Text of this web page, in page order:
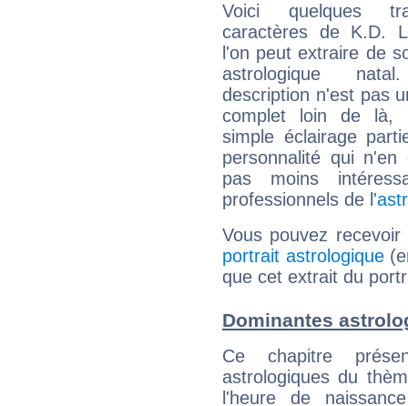
Voici quelques
caractères de K.D.
l'on peut extraire de
astrologique
description n'est pas
complet loin de là,
simple éclairage
personnalité qui n'en
pas moins
professionnels de l'
Vous pouvez
portrait astrologique
que cet extrait du
Dominantes
Ce chapitre
astrologiques du
l'heure de